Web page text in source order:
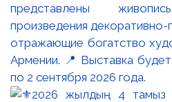
представлены
произведения декоративно-
отражающие богатство
Армении. 📍 Выставка
по 2 сентября 2026 года.